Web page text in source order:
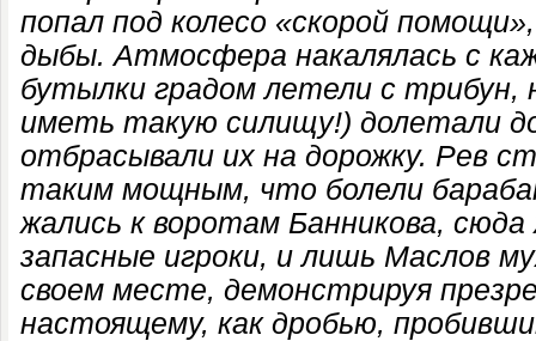
попал под колесо «скорой
дыбы. Атмосфера накалялась с
бутылки градом летели с трибун,
иметь такую силищу!) долетали
отбрасывали их на дорожку. Рев
таким мощным, что болели
жались к воротам Банникова, сюда
запасные игроки, и лишь Маслов
своем месте, демонстрируя
настоящему, как дробью,